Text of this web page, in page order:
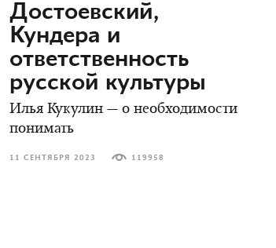
Достоевский,
Кундера и
ответственность
русской культуры
Илья Кукулин — о необходимости
понимать
11 СЕНТЯБРЯ 2023 119958